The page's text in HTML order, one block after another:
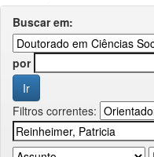
Buscar em:
por
Filtros correntes: